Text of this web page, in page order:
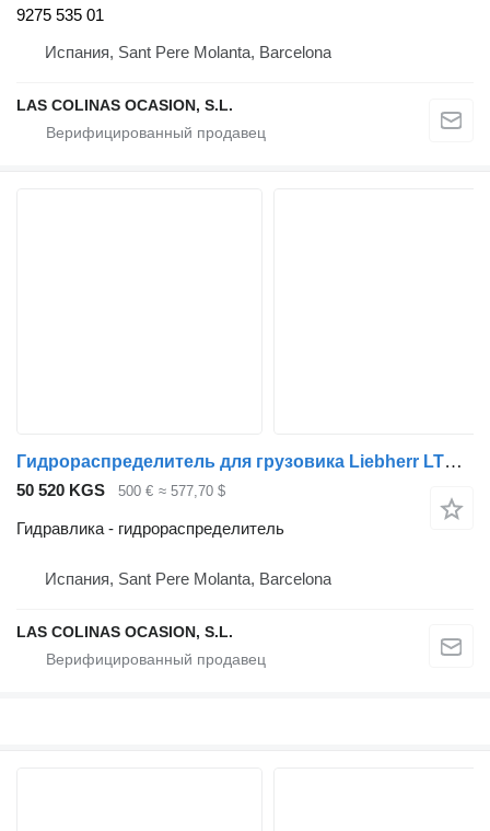
9275 535 01
Испания, Sant Pere Molanta, Barcelona
LAS COLINAS OCASION, S.L.
Гидрораспределитель для грузовика Liebherr LTM 1050/1
50 520 KGS 500 € ≈ 577,70 $
Гидравлика - гидрораспределитель
Испания, Sant Pere Molanta, Barcelona
LAS COLINAS OCASION, S.L.